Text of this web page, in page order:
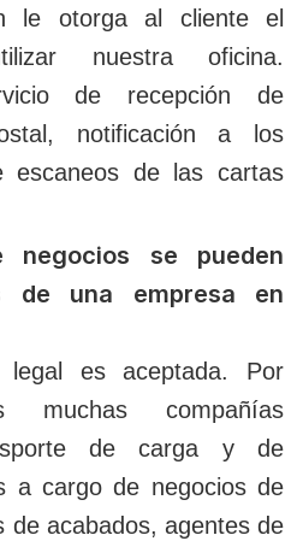
le otorga al cliente el
nuestra oficina.
de recepción de
notificación a los
escaneos de las cartas
se pueden
de una empresa en
legal es aceptada. Por
muchas compañías
de carga y de
a cargo de negocios de
de acabados, agentes de